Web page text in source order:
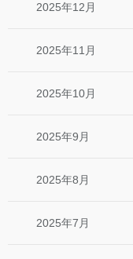
2025年12月
2025年11月
2025年10月
2025年9月
2025年8月
2025年7月